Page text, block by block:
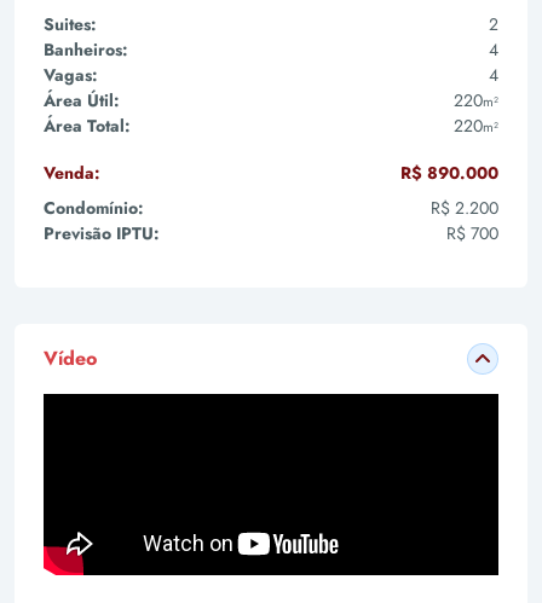
Suites:
2
Banheiros:
4
Vagas:
4
Área Útil:
220m²
Área Total: 220m²
Venda:
R$ 890.000
Condomínio:
R$ 2.200
Previsão IPTU:
R$ 700
Vídeo